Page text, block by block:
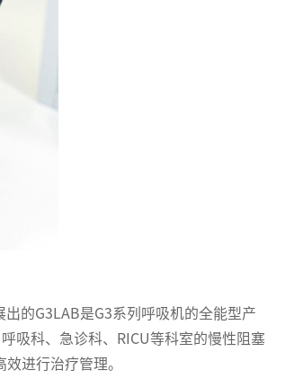
的G3LAB是G3系列呼吸机的全能型产
吸科、急诊科、RICU等科室的慢性阻塞
进行治疗管理。